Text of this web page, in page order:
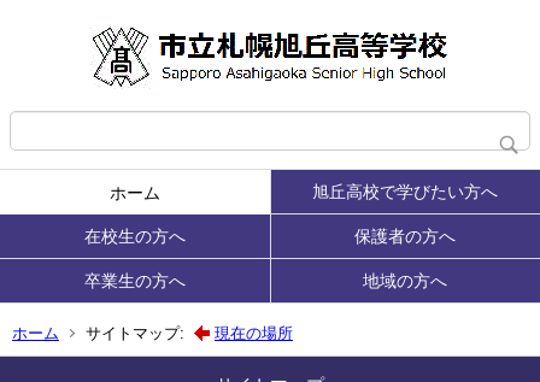
ホーム 旭丘高校で学びたい方へ
在校生の方へ 保護者の方へ
卒業生の方へ 地域の方へ
ホーム サイトマップ: 現在の場所